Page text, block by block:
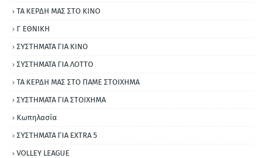
ΤΑ ΚΕΡΔΗ ΜΑΣ ΣΤΟ ΚΙΝΟ
Γ ΕΘΝΙΚΗ
ΣΥΣΤΗΜΑΤΑ ΓΙΑ ΚΙΝΟ
ΣΥΣΤΗΜΑΤΑ ΓΙΑ ΛΟΤΤΟ
ΤΑ ΚΕΡΔΗ ΜΑΣ ΣΤΟ ΠΑΜΕ ΣΤΟΙΧΗΜΑ
ΣΥΣΤΗΜΑΤΑ ΓΙΑ ΣΤΟΙΧΗΜΑ
Κωπηλασία
ΣΥΣΤΗΜΑΤΑ ΓΙΑ ΕΧΤRΑ 5
VOLLEY LEAGUE